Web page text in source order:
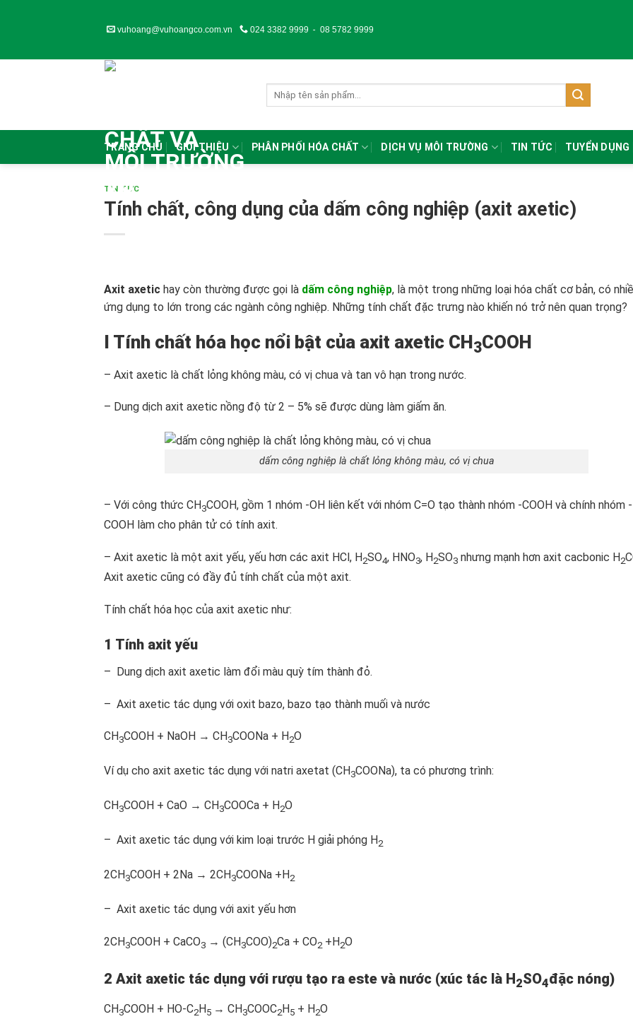
vuhoang@vuhoangco.com.vn 024 3382 9999 - 08 5782 9999
TRANG CHỦ GIỚI THIỆU PHÂN PHỐI HÓA CHẤT DỊCH VỤ MÔI TRƯỜNG TIN TỨC TUYỂN DỤNG
TIN TỨC
Tính chất, công dụng của dấm công nghiệp (axit axetic)
Axit axetic hay còn thường được gọi là dấm công nghiệp, là một trong những loại hóa chất cơ bản, có
ứng dụng to lớn trong các ngành công nghiệp. Những tính chất đặc trưng nào khiến nó trở nên quan trọng?
I Tính chất hóa học nổi bật của axit axetic CH3COOH
– Axit axetic là chất lỏng không màu, có vị chua và tan vô hạn trong nước.
– Dung dịch axit axetic nồng độ từ 2 – 5% sẽ được dùng làm giấm ăn.
dấm công nghiệp là chất lỏng không màu, có vị chua
– Với công thức CH3COOH, gồm 1 nhóm -OH liên kết với nhóm C=O tạo thành nhóm -COOH và chính nhóm -
COOH làm cho phân tử có tính axit.
– Axit axetic là một axit yếu, yếu hơn các axit HCl, H2SO4, HNO3, H2SO3 nhưng mạnh hơn axit cacbonic H2
Axit axetic cũng có đầy đủ tính chất của một axit.
Tính chất hóa học của axit axetic như:
1 Tính axit yếu
– Dung dịch axit axetic làm đổi màu quỳ tím thành đỏ.
– Axit axetic tác dụng với oxit bazo, bazo tạo thành muối và nước
CH 3COOH + NaOH → CH 3COONa + H2O
Ví dụ cho axit axetic tác dụng với natri axetat (CH 3COONa), ta có phương trình:
CH 3COOH + CaO → CH 3COOCa + H2O
– Axit axetic tác dụng với kim loại trước H giải phóng H2
2CH 3COOH + 2Na → 2CH 3COONa +H2
– Axit axetic tác dụng với axit yếu hơn
2CH3COOH + CaCO3 → (CH3COO)2Ca + CO2 +H2O
2 Axit axetic tác dụng với rượu tạo ra este và nước (xúc tác là H2SO4đặc nóng)
CH3COOH + HO-C2H5 → CH3COOC2H5 + H2O